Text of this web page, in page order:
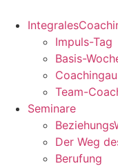
Inhalt
springen
Impuls-Tag
Basis-
Team-
Seminare
Der Weg
Berufung